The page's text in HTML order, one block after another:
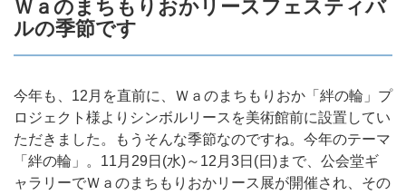
Ｗａのまちもりおかリースフェスティバ
ルの季節です
今年も、12月を直前に、Ｗａのまちもりおか「絆の輪」プ
ロジェクト様よりシンボルリースを美術館前に設置してい
ただきました。もうそんな季節なのですね。今年のテーマ
「絆の輪」。11月29日(水)～12月3日(日)まで、公会堂ギ
ャラリーでＷａのまちもりおかリース展が開催され、その